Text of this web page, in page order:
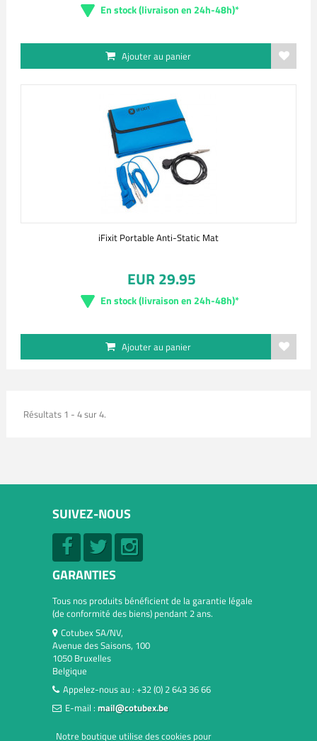
En stock (livraison en 24h-48h)*
Ajouter au panier
iFixit Portable Anti-Static Mat
EUR 29.95
En stock (livraison en 24h-48h)*
Ajouter au panier
Résultats 1 - 4 sur 4.
SUIVEZ-NOUS
GARANTIES
Tous nos produits bénéficient de la garantie légale
(de conformité des biens) pendant 2 ans.
Cotubex SA/NV,
Avenue des Saisons, 100
1050 Bruxelles
Belgique
Appelez-nous au : +32 (0) 2 643 36 66
E-mail : mail@cotubex.be
Notre boutique utilise des cookies pour